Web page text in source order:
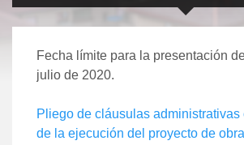
Fecha límite para la presentación
julio de 2020.
Pliego de cláusulas administrativas
de la ejecución del proyecto de